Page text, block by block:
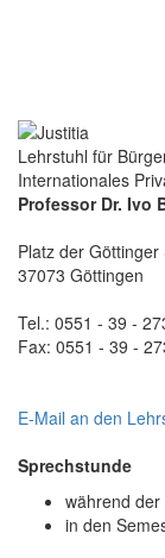
Lehrstuhl für
Internationales
Professor Dr. Ivo
Platz der Göttinger
37073 Göttingen
Tel.: 0551 - 39 -
Fax: 0551 - 39 -
E-Mail an den
Sprechstunde
während
in den